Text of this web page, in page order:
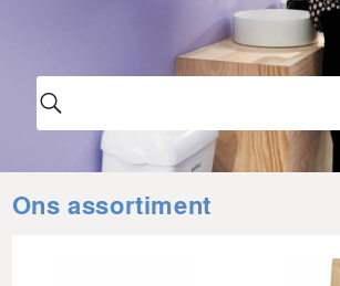
Ons assortiment